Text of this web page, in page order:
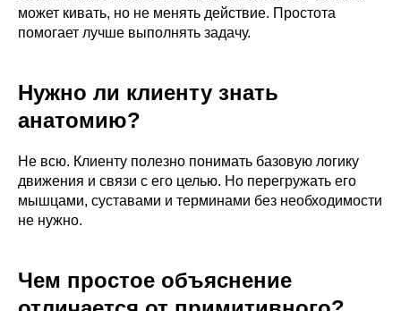
может кивать, но не менять действие. Простота
помогает лучше выполнять задачу.
Нужно ли клиенту знать
анатомию?
Не всю. Клиенту полезно понимать базовую логику
движения и связи с его целью. Но перегружать его
мышцами, суставами и терминами без необходимости
не нужно.
Чем простое объяснение
Пилатес
уровня.
Подробнее о программе →